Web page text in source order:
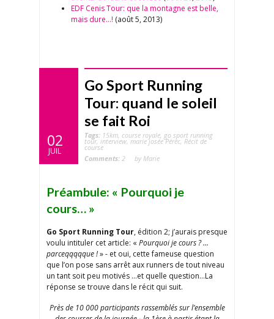
EDF Cenis Tour: que la montagne est belle,
mais dure…! (août 5, 2013)
02
JUIL
Go Sport Running
Tour: quand le soleil
se fait Roi
Tags: 15km, course royale, go sport running
tour, interview, marie josée Pérec, Récit de
course
Comments: 2 by Marie
Préambule: « Pourquoi je
cours… »
Go Sport Running Tour, édition 2; j’aurais presque
voulu intituler cet article: « Pourquoi je cours ? …
parceqqqqque !» - et oui, cette fameuse question
que l’on pose sans arrêt aux runners de tout niveau
un tant soit peu motivés …et quelle question…La
réponse se trouve dans le récit qui suit.
Près de 10 000 participants rassemblés sur l’ensemble